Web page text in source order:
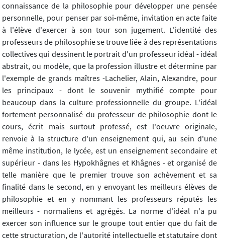
connaissance de la philosophie pour développer une pensée
personnelle, pour penser par soi-même, invitation en acte faite
à l'élève d'exercer à son tour son jugement. L'identité des
professeurs de philosophie se trouve liée à des représentations
collectives qui dessinent le portrait d'un professeur idéal - idéal
abstrait, ou modèle, que la profession illustre et détermine par
l'exemple de grands maîtres -Lachelier, Alain, Alexandre, pour
les principaux - dont le souvenir mythifié compte pour
beaucoup dans la culture professionnelle du groupe. L'idéal
fortement personnalisé du professeur de philosophie dont le
cours, écrit mais surtout professé, est l'oeuvre originale,
renvoie à la structure d'un enseignement qui, au sein d'une
même institution, le lycée, est un enseignement secondaire et
supérieur - dans les Hypokhâgnes et Khâgnes - et organisé de
telle manière que le premier trouve son achèvement et sa
finalité dans le second, en y envoyant les meilleurs élèves de
philosophie et en y nommant les professeurs réputés les
meilleurs - normaliens et agrégés. La norme d'idéal n'a pu
exercer son influence sur le groupe tout entier que du fait de
cette structuration, de l'autorité intellectuelle et statutaire dont